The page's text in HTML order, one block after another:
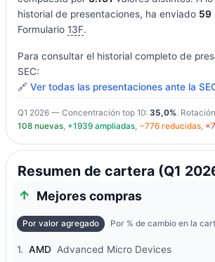
historial de presentaciones, ha enviado 59
Formulario 13F.
Para consultar el historial completo de
SEC:
🔗 Ver todas las presentaciones ante la
Q1 2026 — Concentración top 10: 35,0%.
108 nuevas, +1939 ampliadas, −776 reducidas,
Resumen de cartera (Q1
Mejores compras
Por valor agregado Por % de cambio en la
1. AMD Advanced Micro Devices